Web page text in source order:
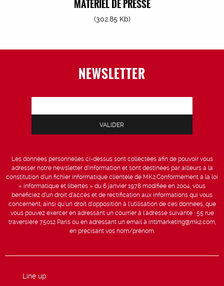
MATÉRIEL DE PRESSE
(302.85 Kb)
NEWSLETTER
Les données personnelles ci-dessus sont collectées afin de pouvoir vous
adresser notre newsletter d’information et sont destinées par ailleurs à la
constitution d’un fichier informatique clientèle de MK2.Conformément à la loi
« informatique et libertés » du 6 janvier 1978 modifiée en 2004, vous
bénéficiez d’un droit d’accès et de rectification aux informations qui vous
concernent, ainsi qu’un droit d’opposition à l’utilisation de ces données, que
vous pouvez exercer en adressant un courrier à l’adresse suivante : 55 rue
traversière 75012 Paris ou en adressant un email à intlmarketing@mk2.com,
en précisant vos nom/prénom.
Line up